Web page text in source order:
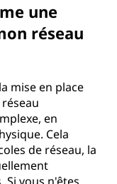
une
réseau
mise en place
en
Cela
de réseau, la